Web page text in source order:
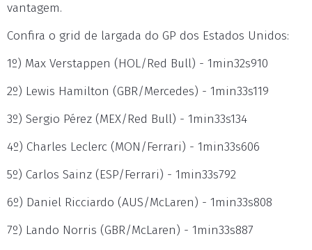
vantagem.
Confira o grid de largada do GP dos Estados Unidos:
1º) Max Verstappen (HOL/Red Bull) - 1min32s910
2º) Lewis Hamilton (GBR/Mercedes) - 1min33s119
3º) Sergio Pérez (MEX/Red Bull) - 1min33s134
4º) Charles Leclerc (MON/Ferrari) - 1min33s606
5º) Carlos Sainz (ESP/Ferrari) - 1min33s792
6º) Daniel Ricciardo (AUS/McLaren) - 1min33s808
7º) Lando Norris (GBR/McLaren) - 1min33s887